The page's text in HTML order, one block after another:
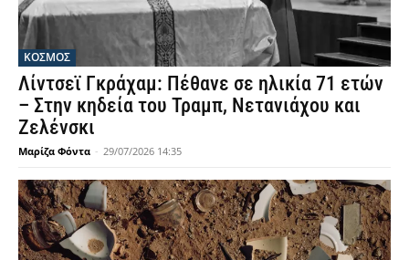
ΚΟΣΜΟΣ
Λίντσεϊ Γκράχαμ: Πέθανε σε ηλικία 71 ετών
– Στην κηδεία του Τραμπ, Νετανιάχου και
Ζελένσκι
Μαρίζα Φόντα - 29/07/2026 14:35